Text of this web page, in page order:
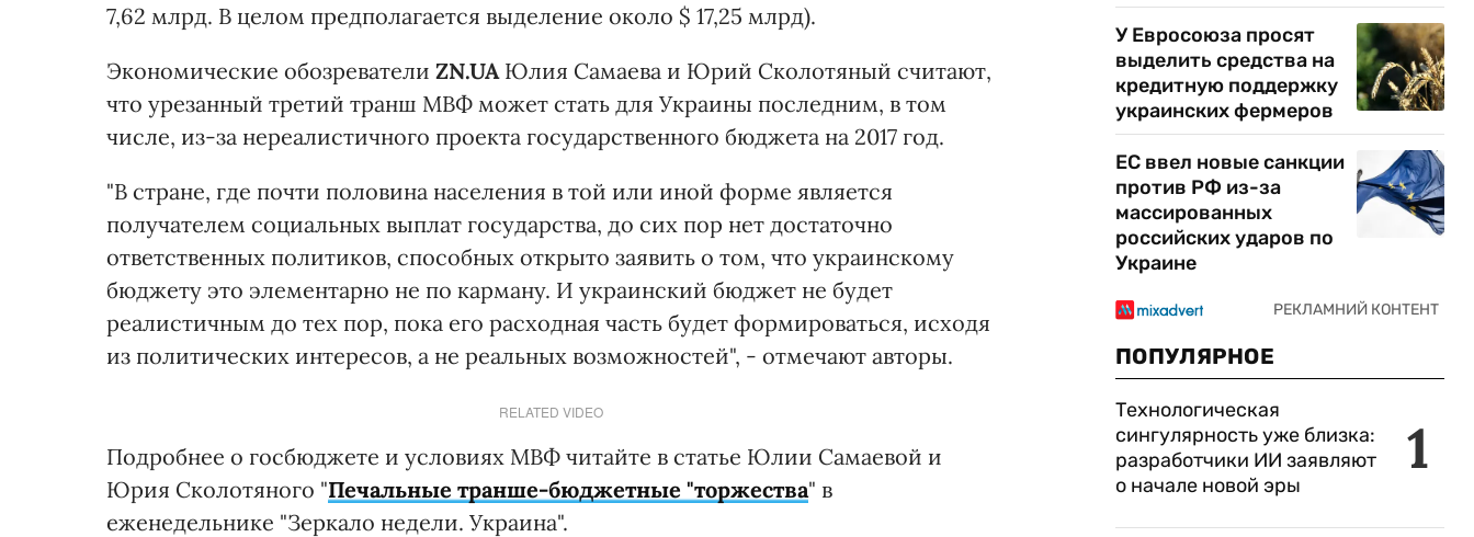
7,62 млрд. В целом предполагается выделение около $ 17,25 млрд).
Экономические обозреватели ZN.UAЮлия Самаева и Юрий Сколотяный считают,
что урезанный третий транш МВФ может стать для Украины последним, в том
числе, из-за нереалистичного проекта государственного бюджета на 2017 год.
"В стране, где почти половина населения в той или иной форме является
получателем социальных выплат государства, до сих пор нет достаточно
ответственных политиков, способных открыто заявить о том, что украинскому
бюджету это элементарно не по карману. И украинский бюджет не будет
реалистичным до тех пор, пока его расходная часть будет формироваться, исходя
из политических интересов, а не реальных возможностей", - отмечают авторы.
RELATED VIDEO
Подробнее о госбюджете и условиях МВФ читайте в статье Юлии Самаевой и
Юрия Сколотяного "Печальные транше-бюджетные "торжества" в
еженедельнике "Зеркало недели. Украина".
У Евросоюза просят
выделить средства на
кредитную поддержку
украинских фермеров
ЕС ввел новые санкции
против РФ из-за
массированных
российских ударов по
Украине
ПОПУЛЯРНОЕ
1
Технологическая
сингулярность уже близка:
разработчики ИИ заявляют
о начале новой эры